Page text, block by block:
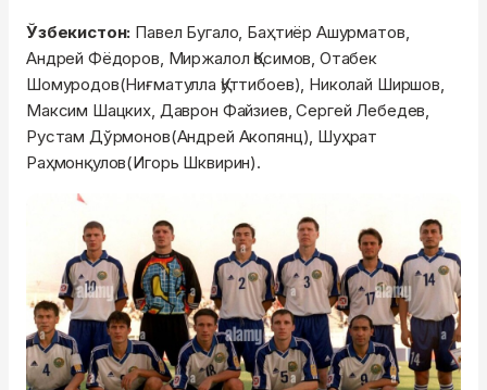
Ўзбекистон: Павел Бугало, Баҳтиёр Ашурматов,
Андрей Фёдоров, Миржалол Қосимов, Отабек
Шомуродов(Ниғматулла Қуттибоев), Николай Ширшов,
Максим Шацких, Даврон Файзиев, Сергей Лебедев,
Рустам Дўрмонов(Андрей Акопянц), Шуҳрат
Раҳмонқулов(Игорь Шквирин).